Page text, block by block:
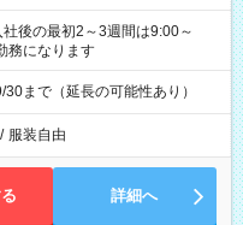
後の最初2～3週間は9:00～
務になります
まで（延長の可能性あり）
/ 服装自由
詳細へ